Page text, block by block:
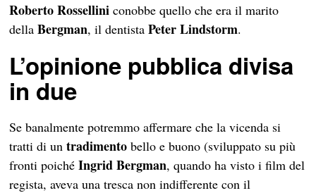
Roberto Rossellini conobbe quello che era il marito
dellaBergman, il dentistaPeter Lindstorm.
L’opinione pubblica divisa
in due
Se banalmente potremmo affermare che la vicenda si
tratti di untradimento bello e buono (sviluppato su più
fronti poichéIngrid Bergman, quando ha visto i film del
regista, aveva una tresca non indifferente con il